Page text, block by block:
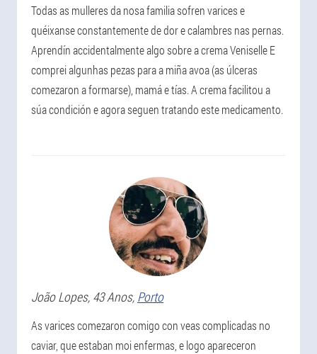
Todas as mulleres da nosa familia sofren varices e
quéixanse constantemente de dor e calambres nas pernas.
Aprendín accidentalmente algo sobre a crema Veniselle E
comprei algunhas pezas para a miña avoa (as úlceras
comezaron a formarse), mamá e tías. A crema facilitou a
súa condición e agora seguen tratando este medicamento.
João Lopes, 43 Anos, Porto
As varices comezaron comigo con veas complicadas no
caviar, que estaban moi enfermas, e logo apareceron